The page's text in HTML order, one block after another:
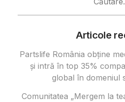
Articole
Partslife România obține
și intră în top 35%
global în domeniul
Comunitatea „Mergem la